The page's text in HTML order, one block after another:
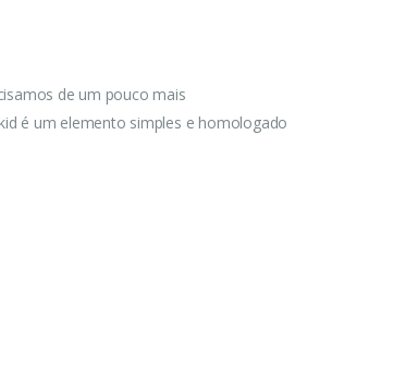
de um pouco mais
é um elemento simples e homologado